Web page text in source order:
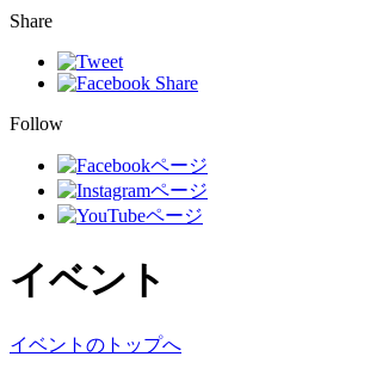
Share
Follow
イベント
イベントのトップへ